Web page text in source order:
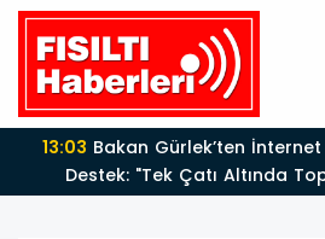
13:03
Destek: "Tek Çatı Altında
Düzenlemeye